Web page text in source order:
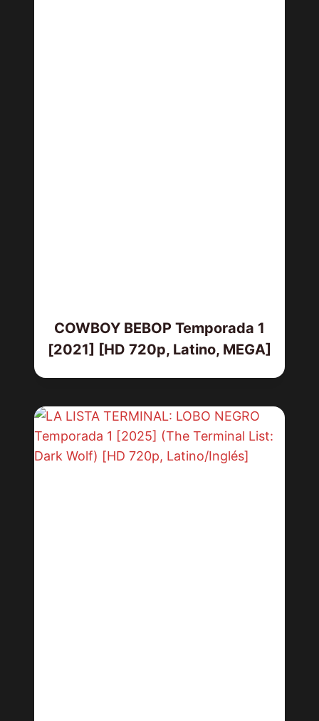
COWBOY BEBOP Temporada 1
[2021] [HD 720p, Latino, MEGA]